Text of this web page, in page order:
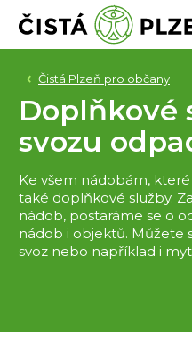
Čistá Plzeň pro občany
Doplňkové
svozu
Ke všem nádobám,
také doplňkové služby.
nádob, postaráme se o
nádob i objektů. Můžete
svoz nebo například i